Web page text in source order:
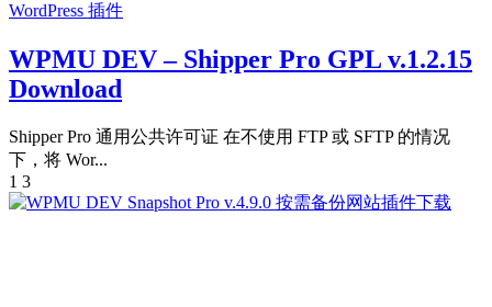
WordPress 插件
WPMU DEV – Shipper Pro GPL v.1.2.15
Download
Shipper Pro 通用公共许可证 在不使用 FTP 或 SFTP 的情况
下，将 Wor...
1 3